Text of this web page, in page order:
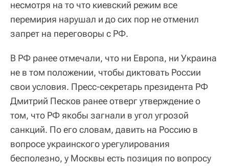
несмотря на то что киевский режим все
перемирия нарушал и до сих пор не отменил
запрет на переговоры с РФ.
В РФ ранее отмечали, что ни Европа, ни Украина
не в том положении, чтобы диктовать России
свои условия. Пресс-секретарь президента РФ
Дмитрий Песков ранее отверг утверждение о
том, что РФ якобы загнали в угол угрозой
санкций. По его словам, давить на Россию в
вопросе украинского урегулирования
бесполезно, у Москвы есть позиция по вопросу